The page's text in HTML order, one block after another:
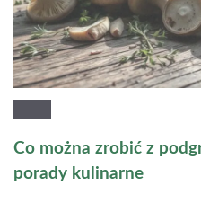
Co można zrobić z
porady kulinarne